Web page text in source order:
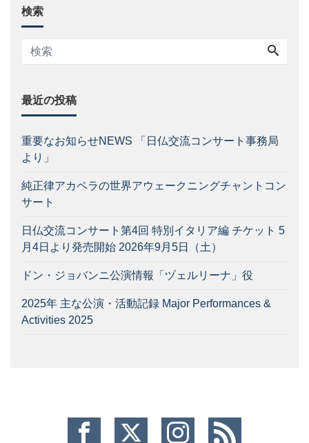
検索
最近の投稿
重要なお知らせNEWS 「日仏交流コンサート事務局
より」
純正律アカペラの世界アウェークニングチャントコン
サート
日仏交流コンサート第4回 特別イタリア編 チケット 5
月4日より発売開始 2026年9月5日（土）
ドン・ジョバンニ公演情報「ヅェルリーナ」役
2025年 主な公演・活動記録 Major Performances &
Activities 2025